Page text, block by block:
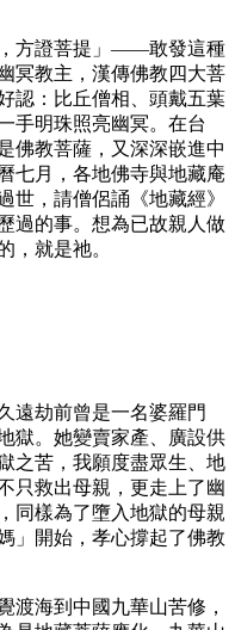
，方證菩提」——敢發這種
冥教主，漢傳佛教四大菩
認：比丘僧相、頭戴五葉
手明珠照亮幽冥。在台
教菩薩，又深深嵌進中
七月，各地佛寺與地藏庵
世，請僧侶誦《地藏經》
過的事。想為已故親人做
，就是祂。
遠劫前曾是一名婆羅門
獄。她變賣家產、廣設供
之苦，我願度盡眾生、地
只救出母親，更走上了幽
同樣為了墮入地獄的母親
開始，孝心撐起了佛教
渡海到中國九華山苦修，